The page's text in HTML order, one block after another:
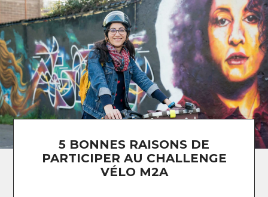
5 BONNES RAISONS DE
PARTICIPER AU CHALLENGE
VÉLO M2A